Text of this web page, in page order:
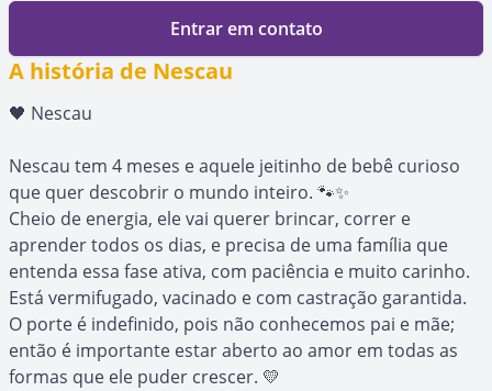
Entrar em contato
A história de Nescau
🖤 Nescau
Nescau tem 4 meses e aquele jeitinho de bebê curioso
que quer descobrir o mundo inteiro. 🐾✨
Cheio de energia, ele vai querer brincar, correr e
aprender todos os dias, e precisa de uma família que
entenda essa fase ativa, com paciência e muito carinho.
Está vermifugado, vacinado e com castração garantida.
O porte é indefinido, pois não conhecemos pai e mãe;
então é importante estar aberto ao amor em todas as
formas que ele puder crescer. 💛